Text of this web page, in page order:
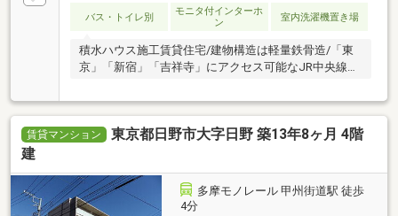
バス・トイレ別
モニタ付インターホ
ン
室内洗濯機置き場
積水ハウス施工賃貸住宅/建物構造は軽量鉄骨造/「東
京」「新宿」「吉祥寺」にアクセス可能なJR中央線…
賃貸マンション
東京都日野市大字日野 築13年8ヶ月 4階
建
多摩モノレール 甲州街道駅 徒歩
4分